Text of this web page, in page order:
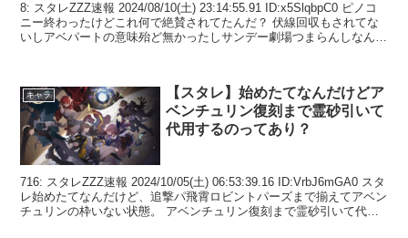
8: スタレZZZ速報 2024/08/10(土) 23:14:55.91 ID:x5SlqbpC0 ピノコ
ニー終わったけどこれ何で絶賛されてたんだ？ 伏線回収もされてな
いしアベパートの意味殆ど無かったしサンデー劇場つまらんしなんだ
キャラ
【スタレ】始めたてなんだけどア
ベンチュリン復刻まで霊砂引いて
代用するのってあり？
716: スタレZZZ速報 2024/10/05(土) 06:53:39.16 ID:VrbJ6mGA0 スタ
レ始めたてなんだけど、追撃パ飛霄ロビントパーズまで揃えてアベン
チュリンの枠いない状態。 アベンチュリン復刻まで霊砂引いて代用